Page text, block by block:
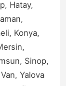
Hatay,
Konya,
Sinop,
Yalova